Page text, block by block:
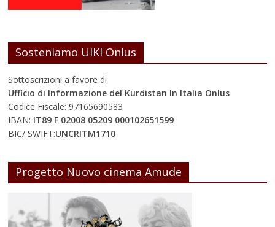
Sosteniamo UIKI Onlus
Sottoscrizioni a favore di
Ufficio di Informazione del Kurdistan In Italia Onlus
Codice Fiscale: 97165690583
IBAN: IT89 F 02008 05209 000102651599
BIC/ SWIFT:UNCRITM1710
Progetto Nuovo cinema Amude